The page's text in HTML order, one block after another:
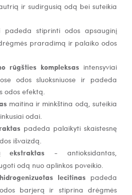
ir sudirgusią odą bei suteikia
padeda stiprinti odos apsauginį
praradimą ir palaiko odos
rūgšties kompleksas intensyviai
odos sluoksniuose ir padeda
odos efektą.
maitina ir minkština odą, suteikia
odai.
padeda palaikyti skaistesnę
išvaizdą.
ekstraktas - antioksidantas,
odą nuo aplinkos poveikio.
lecitinas padeda
barjerą ir stiprina drėgmės